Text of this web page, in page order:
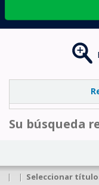
Su búsqueda
| | Seleccionar